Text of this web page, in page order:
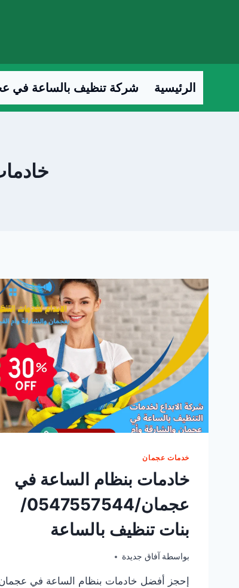
الرئيسية شركة تنظيف بالساعة في
خدمات عجمان
خادمات بنظام الساعة في
عجمان/0547557544/
بنات تنظيف بالساعة
بواسطة آفاق جديدة أكتوبر 18, 2025
إحجز أفضل خادمات بنظام الساعة في